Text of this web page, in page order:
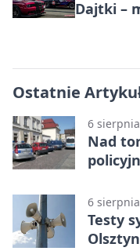
Dajtki –
Ostatnie
6
Nad
6
Testy